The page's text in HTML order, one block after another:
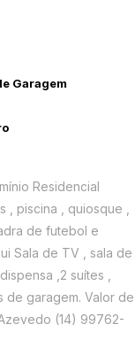
Garagem
Residencial
piscina , quiosque ,
de futebol e
Sala de TV , sala de
,2 suítes ,
de garagem. Valor de
(14) 99762-